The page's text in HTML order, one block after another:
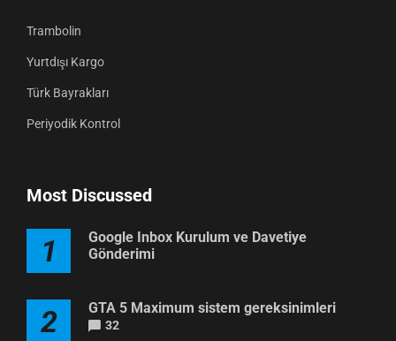
Trambolin
Yurtdışı Kargo
Türk Bayrakları
Periyodik Kontrol
Most Discussed
1
Google Inbox Kurulum ve Davetiye
Gönderimi
2 GTA 5 Maximum sistem gereksinimleri
32